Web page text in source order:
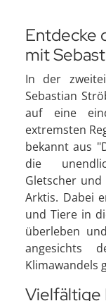
Entdecke
mit
In der
Sebastian
auf eine
extremsten
bekannt aus
die
Gletscher
Arktis. Dabei
und Tiere in
überleben
angesichts
Klimawandels
Vielfältige